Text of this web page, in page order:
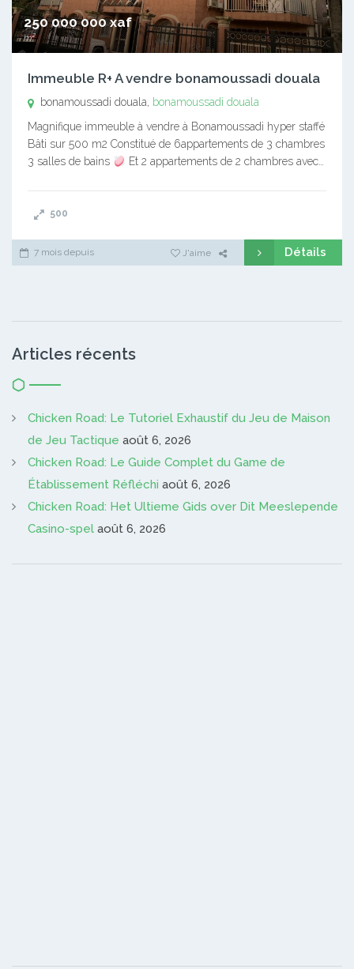
250 000 000 xaf
m²
Immeuble R+ A vendre bonamoussadi douala
bonamoussadi douala, bonamoussadi douala
Magnifique immeuble à vendre à Bonamoussadi hyper staffé
Bâti sur 500 m2 Constitué de 6appartements de 3 chambres
3 salles de bains
Et 2 appartements de 2 chambres avec…
500
7 mois depuis J'aime Détails
Articles récents
Chicken Road: Le Tutoriel Exhaustif du Jeu de Maison
de Jeu Tactique août 6, 2026
Chicken Road: Le Guide Complet du Game de
Établissement Réfléchi août 6, 2026
Chicken Road: Het Ultieme Gids over Dit Meeslepende
Casino-spel août 6, 2026